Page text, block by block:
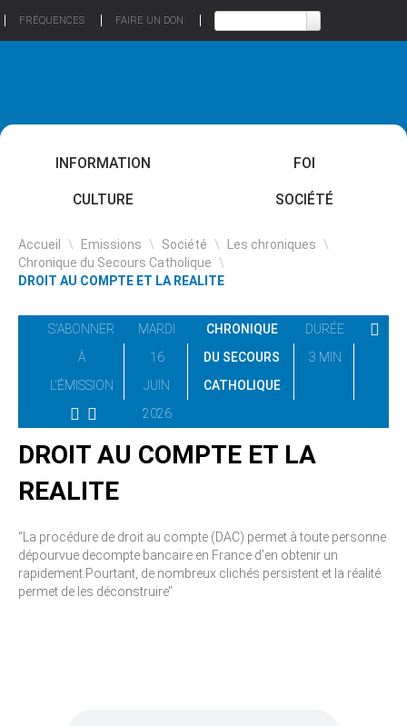
FRÉQUENCES FAIRE UN DON
INFORMATION FOI
CULTURE SOCIÉTÉ
Accueil \ Emissions \ Société \ Les chroniques \
Chronique du Secours Catholique \
DROIT AU COMPTE ET LA REALITE
S'ABONNER
À
L'ÉMISSION
MARDI
16
JUIN
2026
CHRONIQUE
DU SECOURS
CATHOLIQUE
DURÉE
3 MIN
DROIT AU COMPTE ET LA
REALITE
‘’La procédure de droit au compte (DAC) permet à toute personne
dépourvue decompte bancaire en France d’en obtenir un
rapidement.Pourtant, de nombreux clichés persistent et la réalité
permet de les déconstruire’’